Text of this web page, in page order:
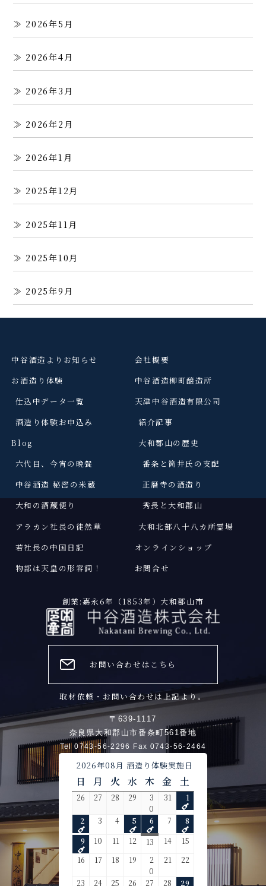
2026年5月
2026年4月
2026年3月
2026年2月
2026年1月
2025年12月
2025年11月
2025年10月
2025年9月
中谷酒造よりお知らせ
お酒造り体験
仕込中データ一覧
酒造り体験お申込み
Blog
六代目、今宵の晩餐
中谷酒造 秘密の米蔵
大和の酒蔵便り
アラカン社長の徒然草
若社長の中国日記
物部は天皇の形容詞 ！
会社概要
中谷酒造柳町醸造所
天津中谷酒造有限公司
紹介記事
大和郡山の歴史
番条と筒井氏の支配
正暦寺の酒造り
秀長と大和郡山
大和北部八十八カ所霊場
オンラインショップ
お問合せ
創業:嘉永6年（1853年）大和郡山市
お問い合わせはこちら
取材依頼・お問い合わせは上記より。
〒639-1117
奈良県大和郡山市番条町561番地
Tel 0743-56-2296 Fax 0743-56-2464